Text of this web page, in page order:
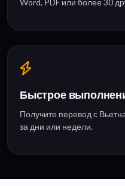
Word, PDF или более 30
Быстрое
Получите перевод с
за дни или недели.